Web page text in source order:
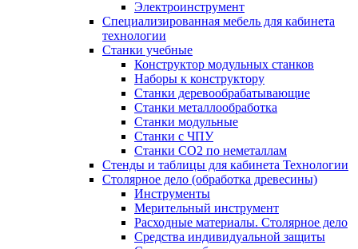
Электроинструмент
Специализированная мебель для кабинета
технологии
Станки учебные
Конструктор модульных станков
Наборы к конструктору
Станки деревообрабатывающие
Станки металлообработка
Станки модульные
Станки с ЧПУ
Станки СО2 по неметаллам
Стенды и таблицы для кабинета Технологии
Столярное дело (обработка древесины)
Инструменты
Мерительный инструмент
Расходные материалы. Столярное дело
Средства индивидуальной защиты